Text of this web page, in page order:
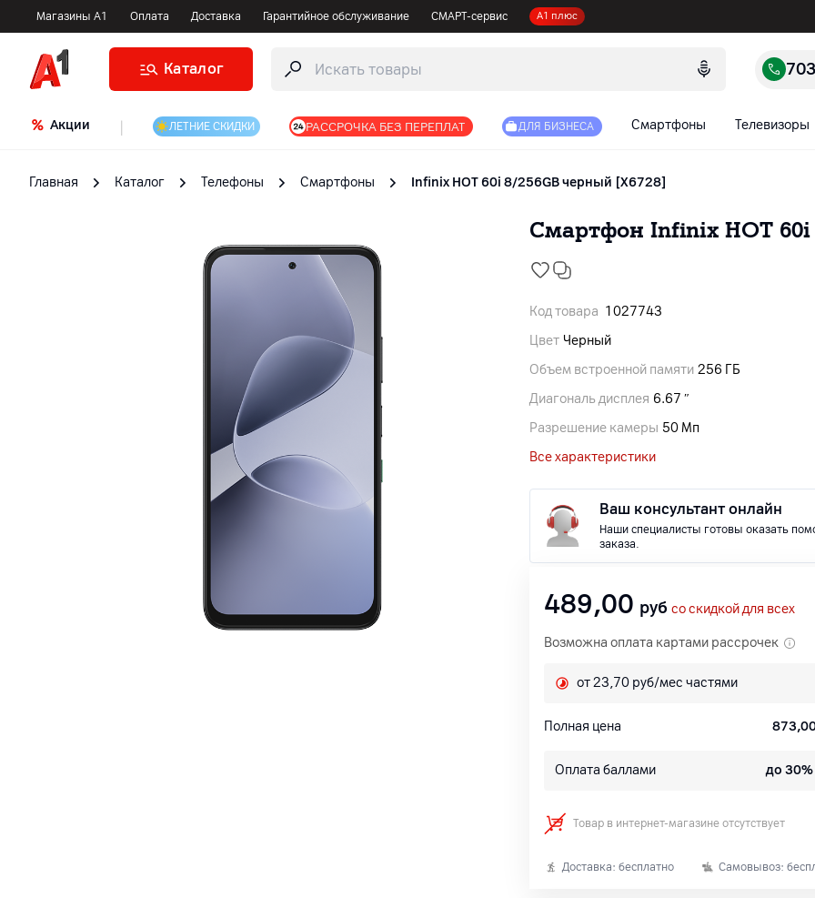
Магазины А1 Оплата Доставка Гарантийное обслуживание СМАРТ-сервис А1 плюс
Каталог
Акции ЛЕТНИЕ СКИДКИ РАССРОЧКА БЕЗ ПЕРЕПЛАТ ДЛЯ БИЗНЕСА Смартфоны Телевизоры
Главная Каталог Телефоны Смартфоны Infinix HOT 60i 8/256GB черный [X6728]
Смартфон Infinix HOT 60i
Код товара 1027743
Цвет Черный
Объем встроенной памяти 256 ГБ
Диагональ дисплея 6.67 ″
Разрешение камеры 50 Мп
Все характеристики
Ваш консультант онлайн
Наши специалисты готовы оказать
заказа.
489,00 руб со скидкой для всех
Возможна оплата картами рассрочек
от 23,70 руб/мес частями
Полная цена
Оплата баллами до 30%
Товар в интернет-магазине отсутствует
Доставка: бесплатно Самовывоз: